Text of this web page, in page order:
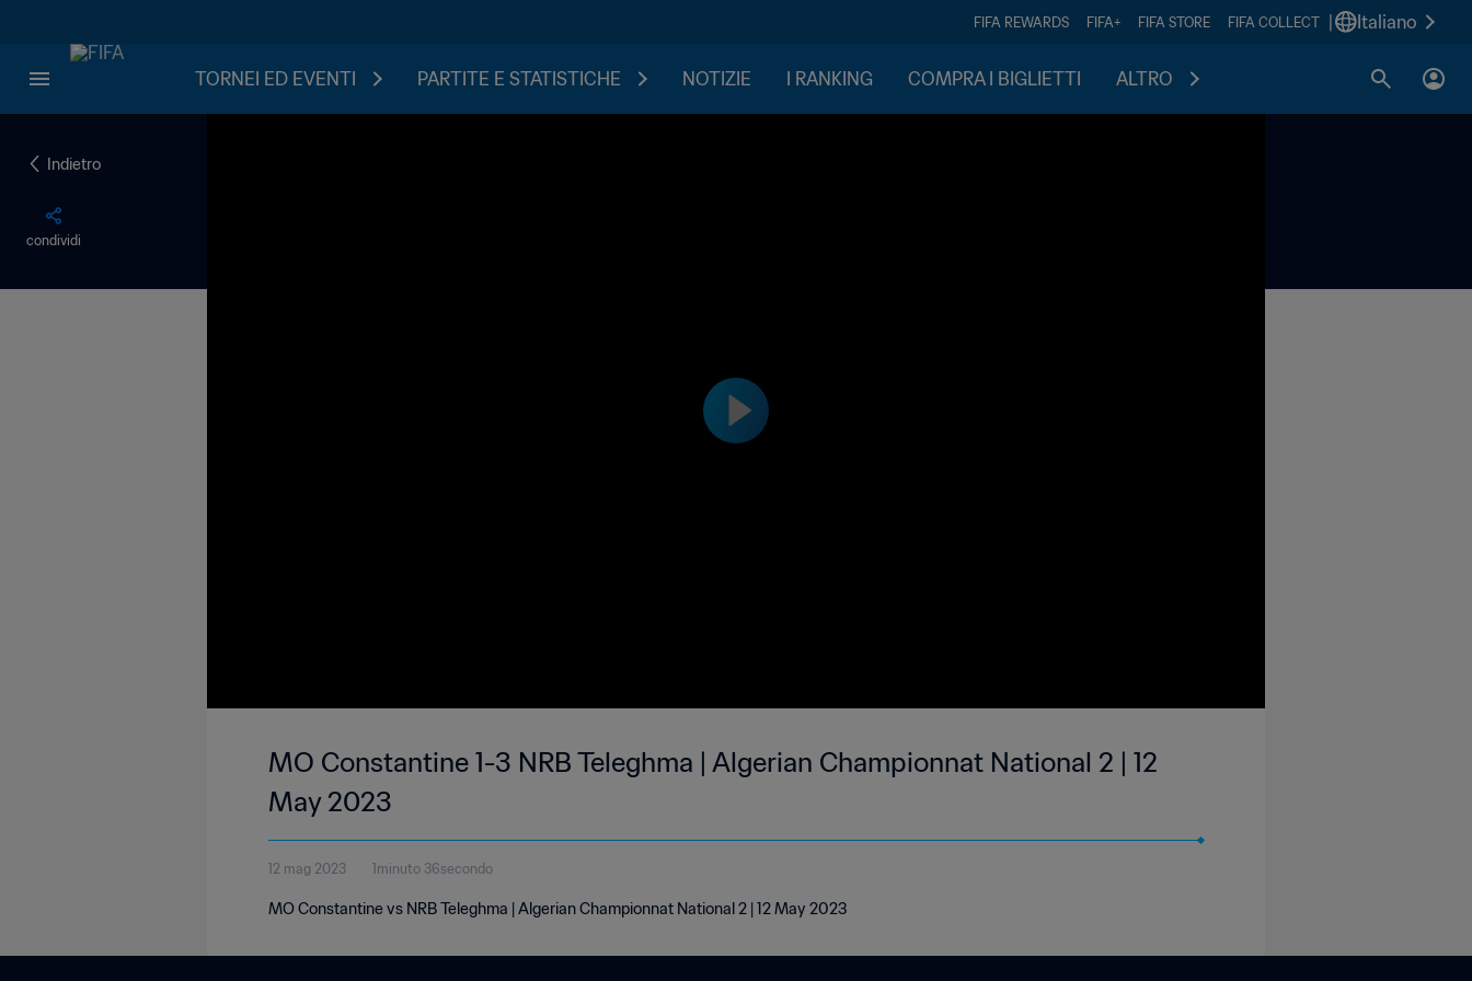
FIFA REWARDS FIFA+ FIFA STORE FIFA COLLECT Italiano
TORNEI ED EVENTI PARTITE E STATISTICHE NOTIZIE I RANKING COMPRA I BIGLIETTI ALTRO
Indietro
condividi
MO Constantine 1-3 NRB Teleghma | Algerian Championnat National 2 | 12
May 2023
12 mag 2023 1minuto 36secondo
MO Constantine vs NRB Teleghma | Algerian Championnat National 2 | 12 May 2023